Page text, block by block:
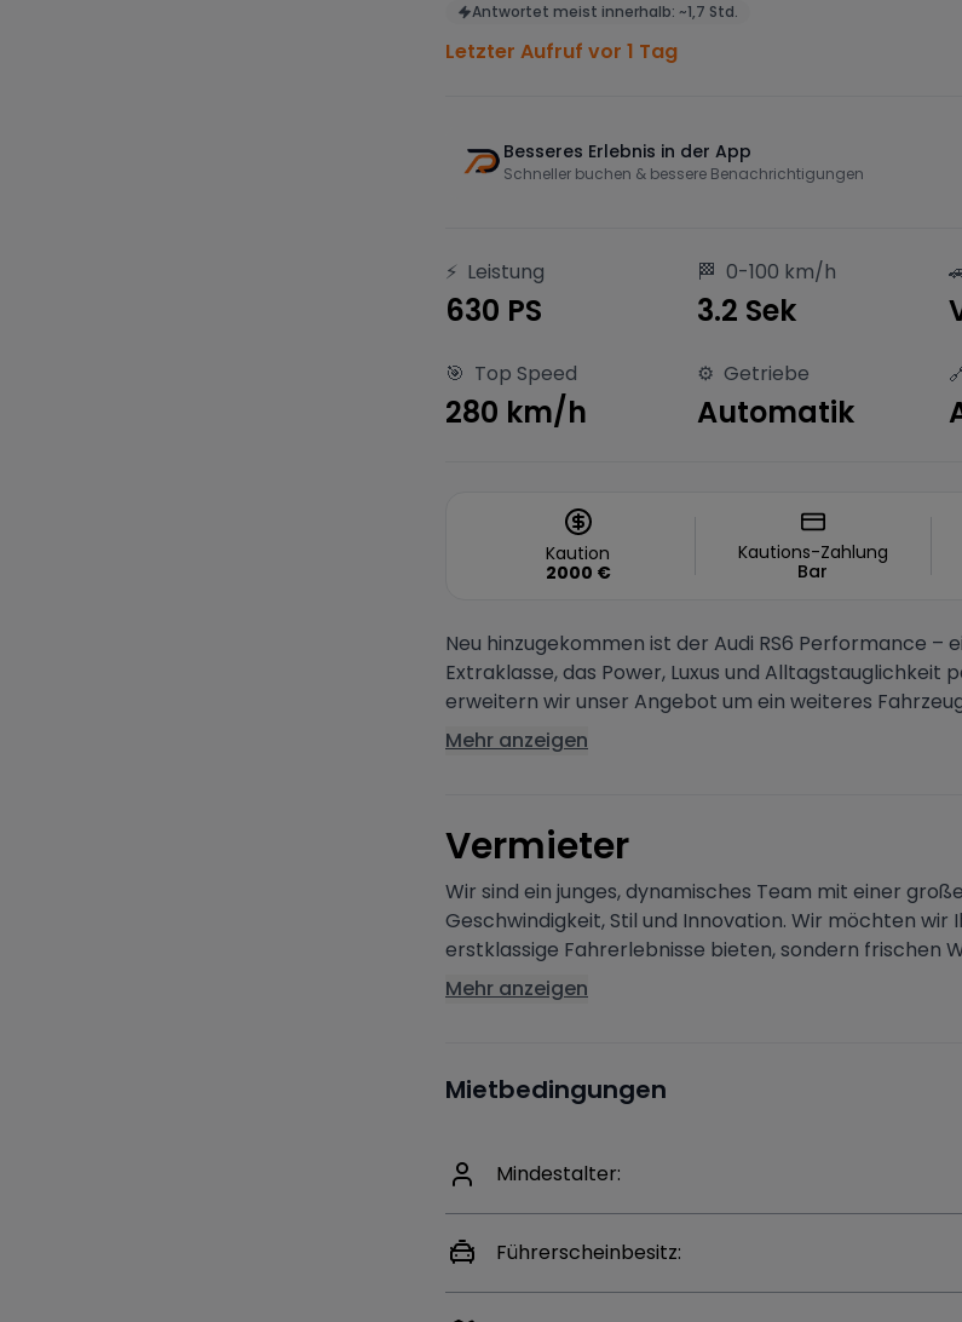
Antwortet meist innerhalb: ~1,7 Std.
Letzter Aufruf vor 1 Tag
Besseres Erlebnis in der App
Schneller buchen & bessere Benachrichtigungen
⚡ Leistung
630 PS
🏁 0-100 km/h
3.2 Sek
🎯 Top Speed
280 km/h
⚙️ Getriebe
Automatik
Kaution
2000 €
Kautions-Zahlung
Bar
Neu hinzugekommen ist der Audi RS6 Performance –
Extraklasse, das Power, Luxus und Alltagstauglichkeit
erweitern wir unser Angebot um ein weiteres
Mehr anzeigen
Vermieter
Wir sind ein junges, dynamisches Team mit einer
Geschwindigkeit, Stil und Innovation. Wir möchten wir
erstklassige Fahrerlebnisse bieten, sondern frischen
Mehr anzeigen
Mietbedingungen
Mindestalter:
Führerscheinbesitz: